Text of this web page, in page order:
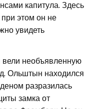
капитула. Здесь
этом он не
увидеть
необъявленную
Ольштын находился
разразилась
замка от